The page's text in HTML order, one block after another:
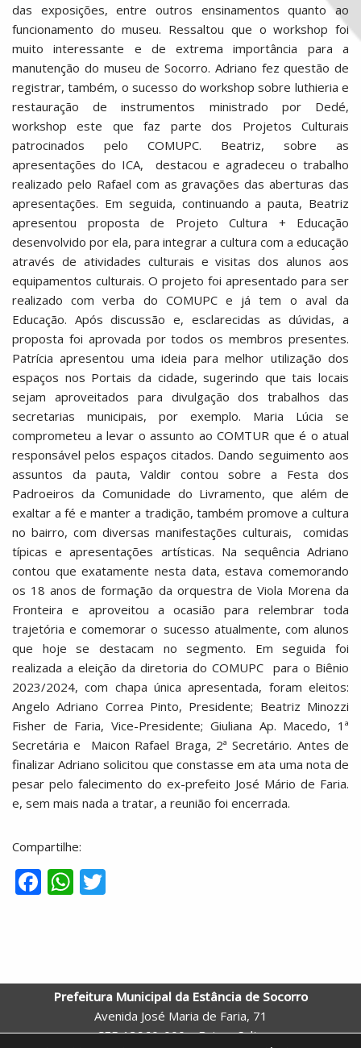
das exposições, entre outros ensinamentos quanto ao
funcionamento do museu. Ressaltou que o workshop foi
muito interessante e de extrema importância para a
manutenção do museu de Socorro. Adriano fez questão de
registrar, também, o sucesso do workshop sobre luthieria e
restauração de instrumentos ministrado por Dedé,
workshop este que faz parte dos Projetos Culturais
patrocinados pelo COMUPC. Beatriz, sobre as
apresentações do ICA, destacou e agradeceu o trabalho
realizado pelo Rafael com as gravações das aberturas das
apresentações. Em seguida, continuando a pauta, Beatriz
apresentou proposta de Projeto Cultura + Educação
desenvolvido por ela, para integrar a cultura com a educação
através de atividades culturais e visitas dos alunos aos
equipamentos culturais. O projeto foi apresentado para ser
realizado com verba do COMUPC e já tem o aval da
Educação. Após discussão e, esclarecidas as dúvidas, a
proposta foi aprovada por todos os membros presentes.
Patrícia apresentou uma ideia para melhor utilização dos
espaços nos Portais da cidade, sugerindo que tais locais
sejam aproveitados para divulgação dos trabalhos das
secretarias municipais, por exemplo. Maria Lúcia se
comprometeu a levar o assunto ao COMTUR que é o atual
responsável pelos espaços citados. Dando seguimento aos
assuntos da pauta, Valdir contou sobre a Festa dos
Padroeiros da Comunidade do Livramento, que além de
exaltar a fé e manter a tradição, também promove a cultura
no bairro, com diversas manifestações culturais, comidas
típicas e apresentações artísticas. Na sequência Adriano
contou que exatamente nesta data, estava comemorando
os 18 anos de formação da orquestra de Viola Morena da
Fronteira e aproveitou a ocasião para relembrar toda
trajetória e comemorar o sucesso atualmente, com alunos
que hoje se destacam no segmento. Em seguida foi
realizada a eleição da diretoria do COMUPC para o Biênio
2023/2024, com chapa única apresentada, foram eleitos:
Angelo Adriano Correa Pinto, Presidente; Beatriz Minozzi
Fisher de Faria, Vice-Presidente; Giuliana Ap. Macedo, 1ª
Secretária e Maicon Rafael Braga, 2ª Secretário. Antes de
finalizar Adriano solicitou que constasse em ata uma nota de
pesar pelo falecimento do ex-prefeito José Mário de Faria.
e, sem mais nada a tratar, a reunião foi encerrada.
Compartilhe:
F
o
o
k
W
A
p
p
Prefeitura Municipal da Estância de Socorro
Avenida José Maria de Faria, 71
CEP 13960-000 – Bairro: Salto